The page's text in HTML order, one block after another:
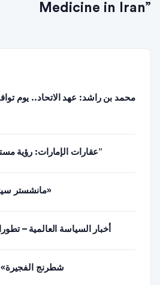
Medicine in Iran”
محمد بن راشد: عهد الاتحاد.. يوم
“عقارات الإمارات: رؤية مستقبلية تحت راية الاتحاد”
مانشستر سيتي.. «الصفقة الخامسة»
أخبار السياسة العالمية –
«شطرنج